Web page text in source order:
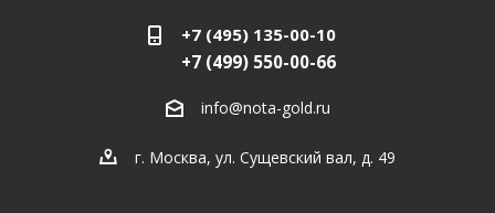
+7 (495) 135-00-10
+7 (499) 550-00-66
info@nota-gold.ru
г. Москва, ул. Сущевский вал, д. 49